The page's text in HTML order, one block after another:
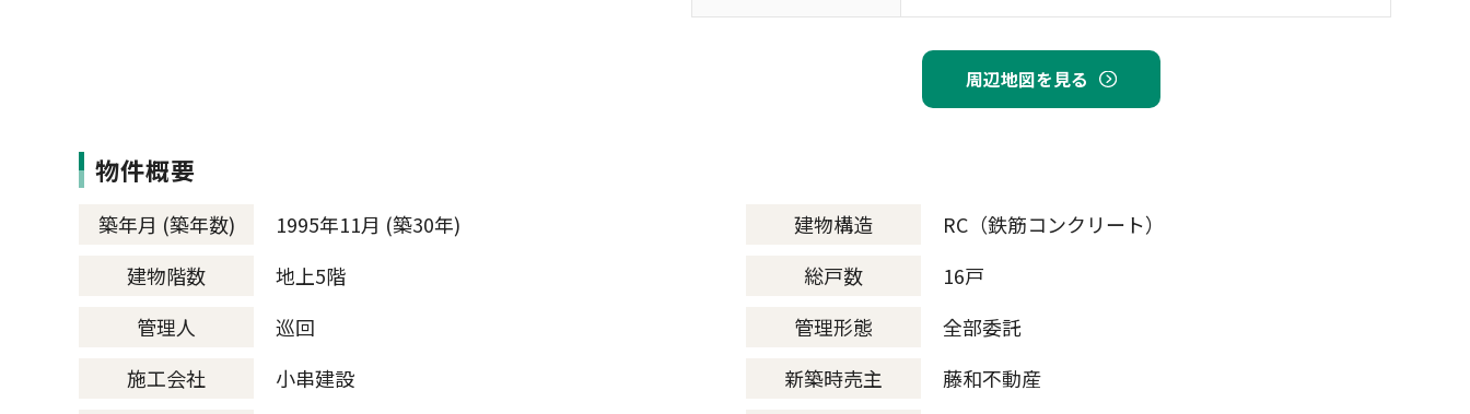
周辺地図を見る
物件概要
築年月 (築年数) 1995年11月 (築30年) 建物構造
RC（鉄筋コンクリート）
建物階数
地上5階 総戸数
16戸
管理人
巡回 管理形態
全部委託
施工会社
小串建設 新築時売主
藤和不動産